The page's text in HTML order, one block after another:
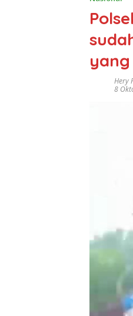
Hery
8